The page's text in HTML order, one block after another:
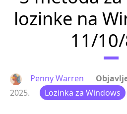
lozinke na
11/
Penny Warren
2025.
Lozinka za Windows